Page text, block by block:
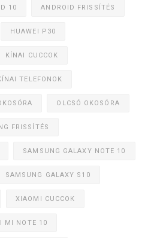
10 ANDROID FRISSÍTÉS
HUAWEI P30
KÍNAI CUCCOK
TELEFONOK
OLCSÓ OKOSÓRA
FRISSÍTÉS
SAMSUNG GALAXY NOTE 10
SAMSUNG GALAXY S10
XIAOMI CUCCOK
MI NOTE 10